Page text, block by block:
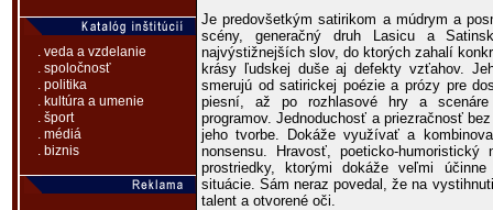
. veda a vzdelanie
. spoločnosť
. politika
. kultúra a umenie
. šport
. médiá
. biznis
Je predovšetkým satirikom a múdrym a
scény, generačný druh Lasicu a
najvýstižnejších slov, do ktorých zahalí
krásy ľudskej duše aj defekty vzťahov.
smerujú od satirickej poézie a prózy pre
piesní, až po rozhlasové hry a scenáre
programov. Jednoduchosť a priezračnosť
jeho tvorbe. Dokáže využívať a
nonsensu. Hravosť, poeticko-
prostriedky, ktorými dokáže veľmi
situácie. Sám neraz povedal, že na
talent a otvorené oči.